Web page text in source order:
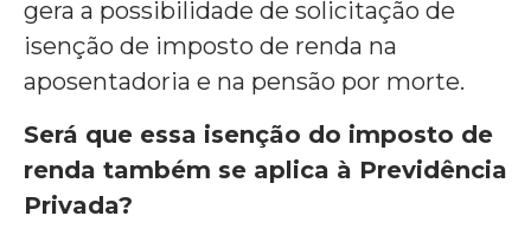
gera a possibilidade de solicitação de
isenção de imposto de renda na
aposentadoria e na pensão por morte.
Será que essa isenção do imposto de
renda também se aplica à Previdência
Privada?